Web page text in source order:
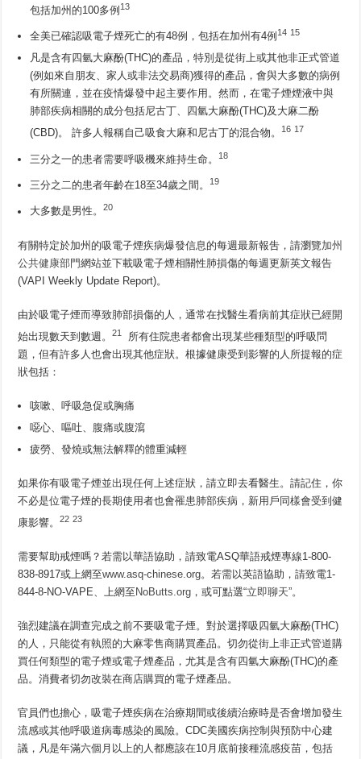
包括加州的100多例13
全美已確認吸電子煙死亡的有48例，包括在加州有4例14 15
凡是含有四氫大麻酚(THC)的產品，特別是從街上或其他非正式管道
(例如來自朋友、家人或非法交易商)獲得的產品，會與大多數的病例
有所關連，並在疫情爆發中起主要作用。然而，在電子煙煙液中與
肺部疾病相關的成分包括尼古丁、四氫大麻酚(THC)及大麻二酚
(CBD)。 許多人報稱自己吸食大麻和尼古丁的混合物。16 17
三分之一的患者需要呼吸機來維持生命。18
三分之二的患者年齡在18至34歲之間。19
大多數是男性。20
有關特定於加州的吸電子煙疾病爆發信息的每週最新報吿，請瀏覽加州
公共健康部門網站並下載吸電子煙相關性肺損傷的每週更新英文報告
(VAPI Weekly Update Report)。
由於吸電子煙而導致肺部損傷的人，通常在找醫生看病前其症狀已經開
始出現數天到數週。21
所有住院患者都會出現某些種類型的呼吸問
題，但有許多人也會出現其他症狀。根據健康受到影響的人所提報的症
狀包括：
咳嗽、呼吸急促或胸痛
噁心、嘔吐、腹痛或腹瀉
疲勞、發燒或無法解釋的體重減輕
如果你有吸電子煙並出現任何上述症狀，請立即去看醫生。請記住，你
不必是位電子煙的長期使用者也會罹患肺部疾病，新用戶同樣會受到健
康影響。22 23
需要幫助戒煙嗎？若需以華語協助，請致電ASQ華語戒煙專線1-800-
838-8917或上網至www.asq-chinese.org。若需以英語協助，請致電1-
844-8-NO-VAPE、上網至 NoButts.org ，或可點選“立即聊天”。
強烈建議在調查完成之前不要吸電子煙。對於選擇吸四氫大麻酚(THC)
的人，只能從有執照的大麻零售商購買產品。切勿從街上非正式管道購
買任何類型的電子煙或電子煙產品，尤其是含有四氫大麻酚(THC)的產
品。消費者切勿改裝在商店購買的電子煙產品。
官員們也擔心，吸電子煙疾病在治療期間或後續治療時是否會增加發生
流感或其他呼吸道病毒感染的風險。CDC美國疾病控制與預防中心建
議，凡是年滿六個月以上的人都應該在10月底前接種流感疫苗，包括